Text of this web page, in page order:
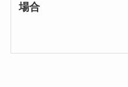
場合